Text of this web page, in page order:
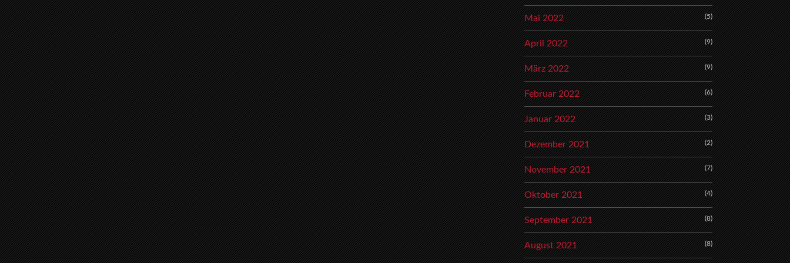
Mai 2022 (5)
April 2022 (9)
März 2022 (9)
Februar 2022 (6)
Januar 2022 (3)
Dezember 2021 (2)
November 2021 (7)
Oktober 2021 (4)
September 2021 (8)
August 2021 (8)